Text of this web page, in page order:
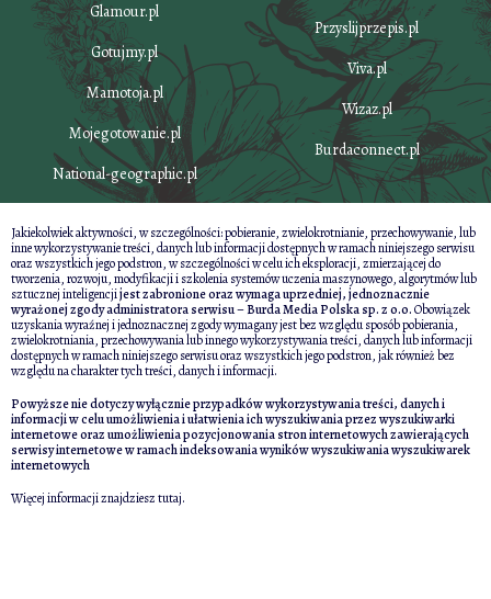
Glamour.pl
Gotujmy.pl
Mamotoja.pl
Mojegotowanie.pl
National-geographic.pl
Przyslijprzepis.pl
Viva.pl
Wizaz.pl
Burdaconnect.pl
Jakiekolwiek aktywności, w szczególności: pobieranie, zwielokrotnianie, przechowywanie, lub
inne wykorzystywanie treści, danych lub informacji dostępnych w ramach niniejszego serwisu
oraz wszystkich jego podstron, w szczególności w celu ich eksploracji, zmierzającej do
tworzenia, rozwoju, modyfikacji i szkolenia systemów uczenia maszynowego, algorytmów lub
sztucznej inteligencjijest zabronione oraz wymaga uprzedniej, jednoznacznie
wyrażonej zgody administratora serwisu – Burda Media Polska sp. z o.o.Obowiązek
uzyskania wyraźnej i jednoznacznej zgody wymagany jest bez względu sposób pobierania,
zwielokrotniania, przechowywania lub innego wykorzystywania treści, danych lub informacji
dostępnych w ramach niniejszego serwisu oraz wszystkich jego podstron, jak również bez
względu na charakter tych treści, danych i informacji.
Powyższe nie dotyczy wyłącznie przypadków wykorzystywania treści, danych i
informacji w celu umożliwienia i ułatwienia ich wyszukiwania przez wyszukiwarki
internetowe oraz umożliwienia pozycjonowania stron internetowych zawierających
serwisy internetowe w ramach indeksowania wyników wyszukiwania wyszukiwarek
internetowych
Więcej informacji znajdziesztutaj.